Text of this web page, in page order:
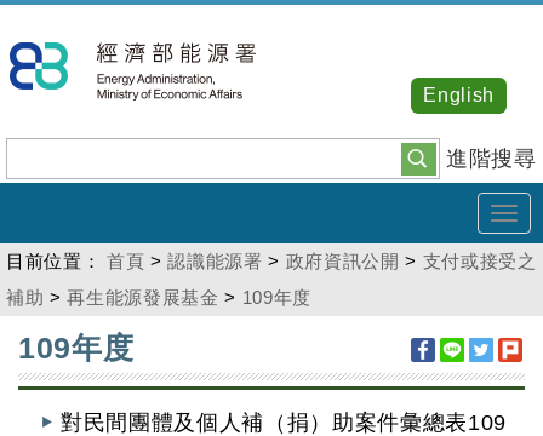
到
主
內
容
進階搜尋
English
目前位置： 首頁 >認識能源署 > 政府資訊公開 > 支付或接受之
補助 >再生能源發展基金 > 109年度
109年度
對民間團體及個人補（捐）助案件彙總表109